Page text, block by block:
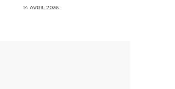
14 AVRIL 2026